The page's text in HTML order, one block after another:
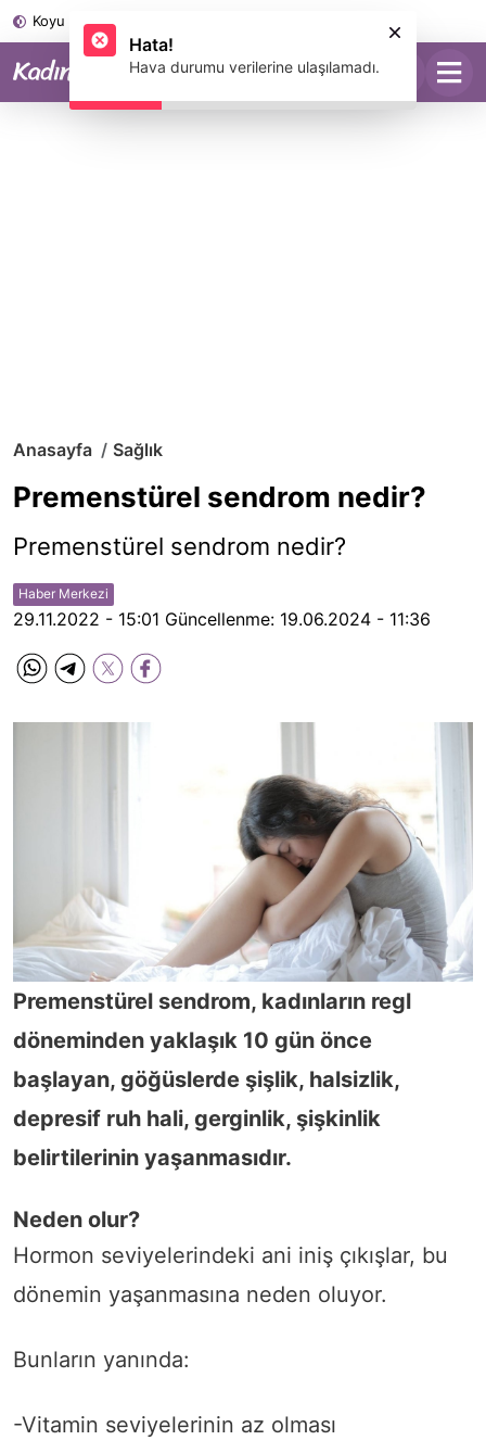
Koyu Mod
Anasayfa Sağlık
Premenstürel sendrom nedir?
Premenstürel sendrom nedir?
Haber Merkezi
29.11.2022 - 15:01 Güncellenme: 19.06.2024 - 11:36
Premenstürel sendrom, kadınların regl
döneminden yaklaşık 10 gün önce
başlayan, göğüslerde şişlik, halsizlik,
depresif ruh hali, gerginlik, şişkinlik
belirtilerinin yaşanmasıdır.
Neden olur?
Hormon seviyelerindeki ani iniş çıkışlar, bu
dönemin yaşanmasına neden oluyor.
Bunların yanında:
-Vitamin seviyelerinin az olması
Hata!
Hava durumu verilerine ulaşılamadı.